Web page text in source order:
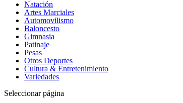
Natación
Artes Marciales
Automovilismo
Baloncesto
Gimnasia
Patinaje
Pesas
Otros Deportes
Cultura & Entretenimiento
Variedades
Seleccionar página